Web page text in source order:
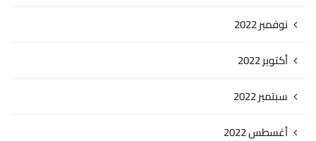
نوفمبر 2022
أكتوبر 2022
سبتمبر 2022
أغسطس 2022